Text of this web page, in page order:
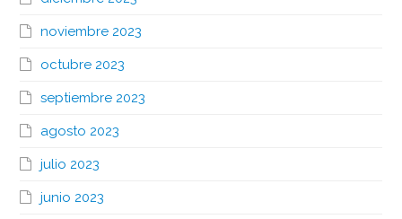
noviembre 2023
octubre 2023
septiembre 2023
agosto 2023
julio 2023
junio 2023